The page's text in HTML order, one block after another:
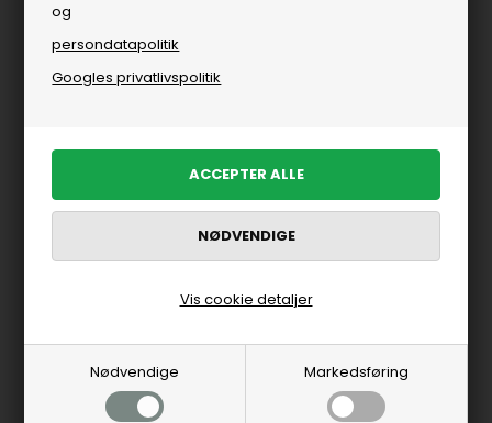
og
persondatapolitik
Googles privatlivspolitik
Nødvendige Markedsføring
Vis cookie detaljer